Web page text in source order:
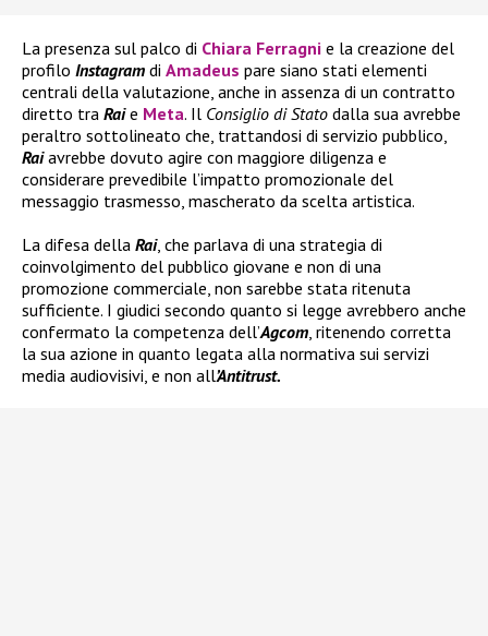
La presenza sul palco di Chiara Ferragni e la creazione del
profilo Instagram di Amadeus pare siano stati elementi
centrali della valutazione, anche in assenza di un contratto
diretto tra Raie Meta. Il Consiglio di Stato dalla sua avrebbe
peraltro sottolineato che, trattandosi di servizio pubblico,
Raiavrebbe dovuto agire con maggiore diligenza e
considerare prevedibile l’impatto promozionale del
messaggio trasmesso, mascherato da scelta artistica.
La difesa della Rai, che parlava di una strategia di
coinvolgimento del pubblico giovane e non di una
promozione commerciale, non sarebbe stata ritenuta
sufficiente. I giudici secondo quanto si legge avrebbero anche
confermato la competenza dell’Agcom , ritenendo corretta
la sua azione in quanto legata alla normativa sui servizi
media audiovisivi, e non all’Antitrust.